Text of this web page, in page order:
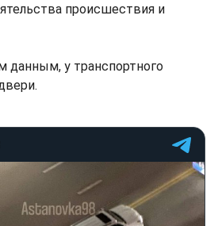
происшествия и
данным, у транспортного